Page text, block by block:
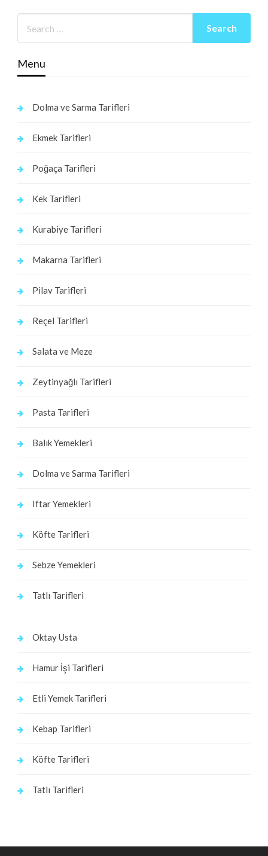
Menu
Dolma ve Sarma Tarifleri
Ekmek Tarifleri
Poğaça Tarifleri
Kek Tarifleri
Kurabiye Tarifleri
Makarna Tarifleri
Pilav Tarifleri
Reçel Tarifleri
Salata ve Meze
Zeytinyağlı Tarifleri
Pasta Tarifleri
Balık Yemekleri
Dolma ve Sarma Tarifleri
Iftar Yemekleri
Köfte Tarifleri
Sebze Yemekleri
Tatlı Tarifleri
Oktay Usta
Hamur İşi Tarifleri
Etli Yemek Tarifleri
Kebap Tarifleri
Köfte Tarifleri
Tatlı Tarifleri